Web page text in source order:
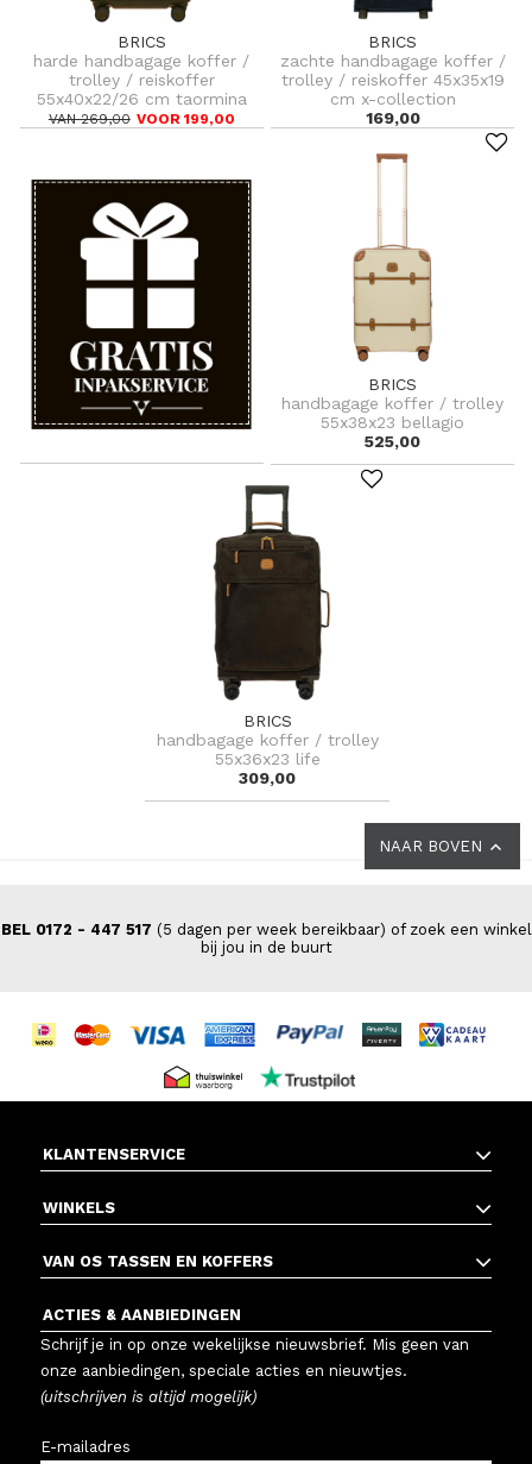
BRICS
harde handbagage koffer /
trolley / reiskoffer
55x40x22/26 cm taormina
VAN 269,00 VOOR 199,00
BRICS
zachte handbagage koffer /
trolley / reiskoffer 45x35x19
cm x-collection
169,00
BRICS
handbagage koffer / trolley
55x38x23 bellagio
525,00
BRICS
handbagage koffer / trolley
55x36x23 life
309,00
NAAR BOVEN
BEL 0172 - 447 517 (5 dagen per week bereikbaar) of zoek een winkel
bij jou in de buurt
KLANTENSERVICE
WINKELS
VAN OS TASSEN EN KOFFERS
ACTIES & AANBIEDINGEN
Schrijf je in op onze wekelijkse nieuwsbrief. Mis geen van
onze aanbiedingen, speciale acties en nieuwtjes.
(uitschrijven is altijd mogelijk)
E-mailadres